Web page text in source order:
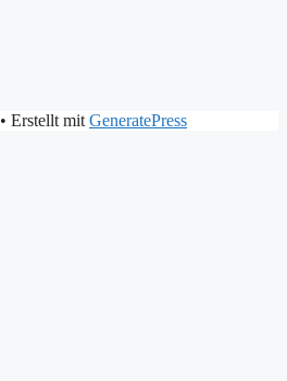
• Erstellt mit GeneratePress